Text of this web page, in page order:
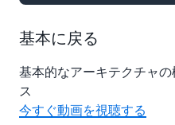
基本に戻る
基本的なアーキテクチャ
ス
今すぐ動画を視聴する